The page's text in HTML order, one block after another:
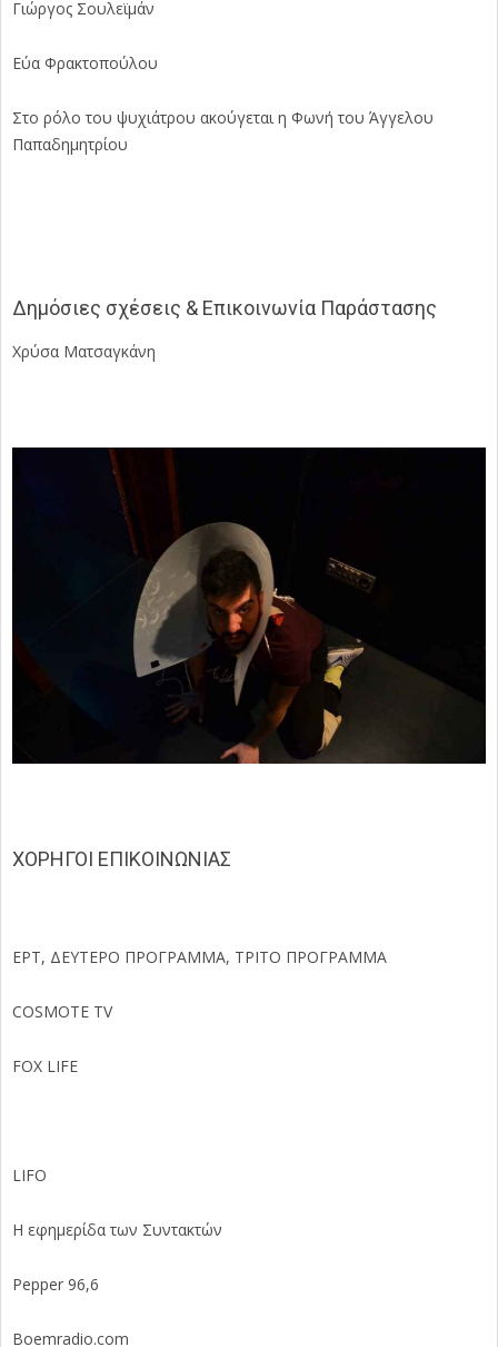
Γιώργος Σουλεϊμάν
Εύα Φρακτοπούλου
Στο ρόλο του ψυχιάτρου ακούγεται η Φωνή του Άγγελου
Παπαδημητρίου
Δημόσιες σχέσεις & Επικοινωνία Παράστασης
Χρύσα Ματσαγκάνη
ΧΟΡΗΓΟΙ ΕΠΙΚΟΙΝΩΝΙΑΣ
ΕΡΤ, ΔΕΥΤΕΡΟ ΠΡΟΓΡΑΜΜΑ, ΤΡΙΤΟ ΠΡΟΓΡΑΜΜΑ
COSMOTE TV
FOX LIFE
LIFO
Η εφημερίδα των Συντακτών
Pepper 96,6
Boemradio.com